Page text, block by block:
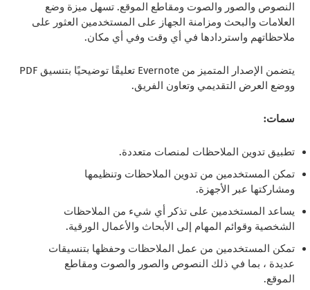
النصوص والصور والصوت ومقاطع الموقع. تسهل ميزة وضع
العلامات والبحث ومزامنة الجهاز على المستخدمين العثور على
ملاحظاتهم واستردادها في أي وقت وفي أي مكان.
يتضمن الإصدار المتميز من Evernote تعليقًا توضيحيًا بتنسيق PDF
ووضع العرض التقديمي وتعاون الفريق.
سمات:
تطبيق تدوين الملاحظات لمنصات متعددة.
تمكن المستخدمين من تدوين الملاحظات وتنظيمها
ومشاركتها عبر الأجهزة.
يساعد المستخدمين على تذكر أي شيء من الملاحظات
الشخصية وقوائم المهام إلى الأبحاث والأعمال الورقية.
تمكن المستخدمين من عمل الملاحظات وحفظها بتنسيقات
عديدة ، بما في ذلك النصوص والصور والصوت ومقاطع
الموقع.